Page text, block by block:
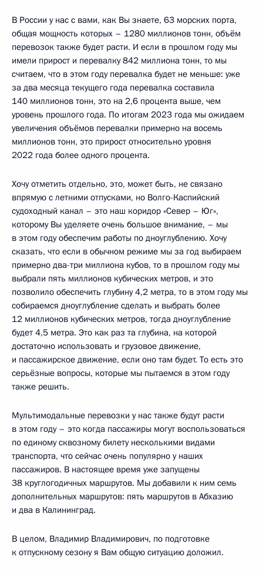
В России у нас с вами, как Вы знаете, 63 морских порта,
общая мощность которых – 1280 миллионов тонн, объём
перевозок также будет расти. И если в прошлом году мы
имели прирост и перевалку 842 миллиона тонн, то мы
считаем, что в этом году перевалка будет не меньше: уже
за два месяца текущего года перевалка составила
140 миллионов тонн, это на 2,6 процента выше, чем
уровень прошлого года. По итогам 2023 года мы ожидаем
увеличения объёмов перевалки примерно на восемь
миллионов тонн, это прирост относительно уровня
2022 года более одного процента.
Хочу отметить отдельно, это, может быть, не связано
впрямую с летними отпусками, но Волго-Каспийский
судоходный канал – это наш коридор «Север – Юг»,
которому Вы уделяете очень большое внимание, – мы
в этом году обеспечим работы по дноуглублению. Хочу
сказать, что если в обычном режиме мы за год выбираем
примерно два-три миллиона кубов, то в прошлом году мы
выбрали пять миллионов кубических метров, и это
позволило обеспечить глубину 4,2 метра, то в этом году мы
собираемся дноуглубление сделать и выбрать более
12 миллионов кубических метров, тогда дноуглубление
будет 4,5 метра. Это как раз та глубина, на которой
достаточно использовать и грузовое движение,
и пассажирское движение, если оно там будет. То есть это
серьёзные вопросы, которые мы пытаемся в этом году
также решить.
Мультимодальные перевозки у нас также будут расти
в этом году – это когда пассажиры могут воспользоваться
по единому сквозному билету несколькими видами
транспорта, что сейчас очень популярно у наших
пассажиров. В настоящее время уже запущены
38 круглогодичных маршрутов. Мы добавили к ним семь
дополнительных маршрутов: пять маршрутов в Абхазию
и два в Калининград.
В целом, Владимир Владимирович, по подготовке
к отпускному сезону я Вам общую ситуацию доложил.